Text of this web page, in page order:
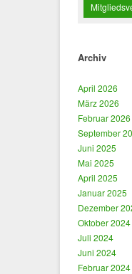
Archiv
April 2026
März 2026
Februar 2026
September
Juni 2025
Mai 2025
April 2025
Januar 2025
Dezember
Oktober 2024
Juli 2024
Juni 2024
Februar 2024